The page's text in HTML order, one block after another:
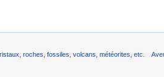
roches, fossiles, volcans, météorites, etc.